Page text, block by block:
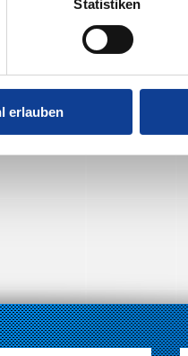
Statistiken
erlauben